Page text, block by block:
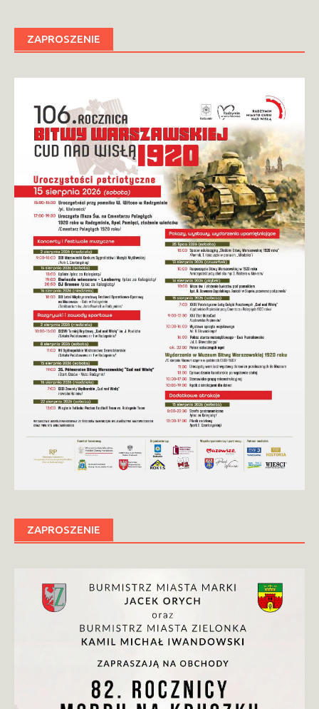
ZAPROSZENIE
ZAPROSZENIE